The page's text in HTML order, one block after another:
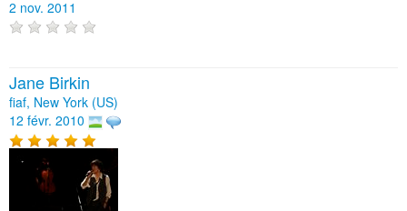
2 nov. 2011
Jane Birkin
fiaf, New York (US)
12 févr. 2010